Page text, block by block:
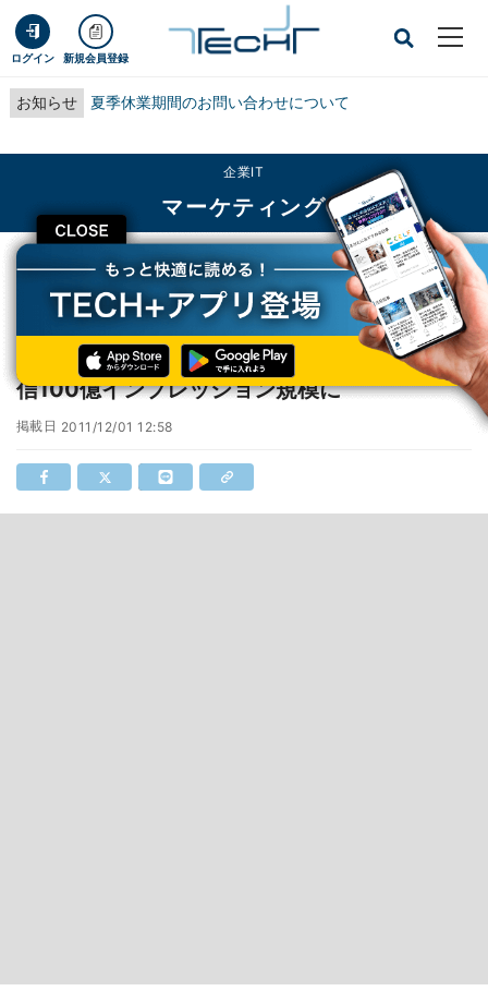
ログイン 新規会員登録
お知らせ 夏季休業期間のお問い合わせについて
CLOSE
企業IT
マーケティング
TECH+ 企業IT
マーケティング
マイクロアド、「MicroAd AdFunnel」広告配信100億インプレッション規模に
マイクロアド、「MicroAd AdFunnel」広告配
信100億インプレッション規模に
掲載日 2011/12/01 12:58